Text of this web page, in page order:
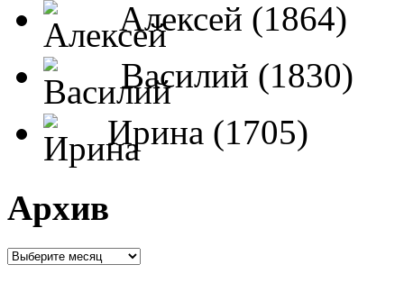
Алексей (1864)
Василий (1830)
Ирина (1705)
Архив